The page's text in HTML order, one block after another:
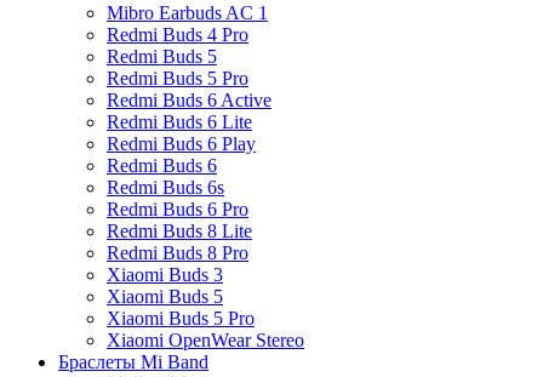
Mibro Earbuds AC 1
Redmi Buds 4 Pro
Redmi Buds 5
Redmi Buds 5 Pro
Redmi Buds 6 Active
Redmi Buds 6 Lite
Redmi Buds 6 Play
Redmi Buds 6
Redmi Buds 6s
Redmi Buds 6 Pro
Redmi Buds 8 Lite
Redmi Buds 8 Pro
Xiaomi Buds 3
Xiaomi Buds 5
Xiaomi Buds 5 Pro
Xiaomi OpenWear Stereo
Браслеты Mi Band